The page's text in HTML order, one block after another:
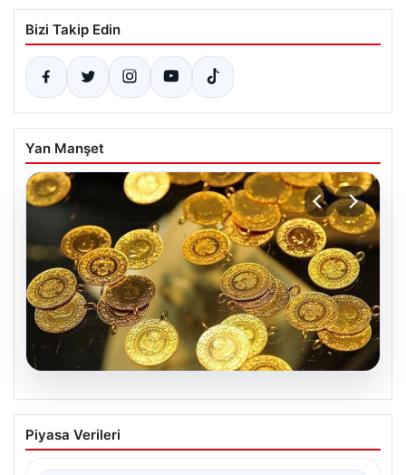
Bizi Takip Edin
Yan Manşet
07.08.2026
Altın fiyatları canlı 7 Nisan 2026: Altın
fiyatları bugün ne kadar oldu?
Piyasa Verileri